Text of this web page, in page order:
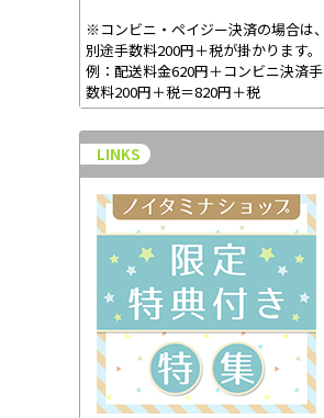
※コンビニ・ペイジー決済の場合は、
別途手数料200円＋税が掛かります。
例：配送料金620円＋コンビニ決済手
数料200円＋税＝820円＋税
LINKS